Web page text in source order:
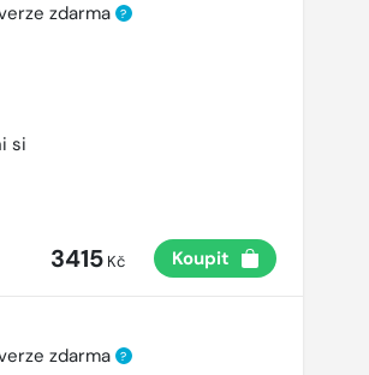
zdarma ?
si
3415Kč Koupit
zdarma ?